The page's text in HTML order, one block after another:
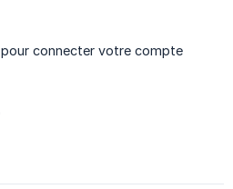
pour connecter votre compte